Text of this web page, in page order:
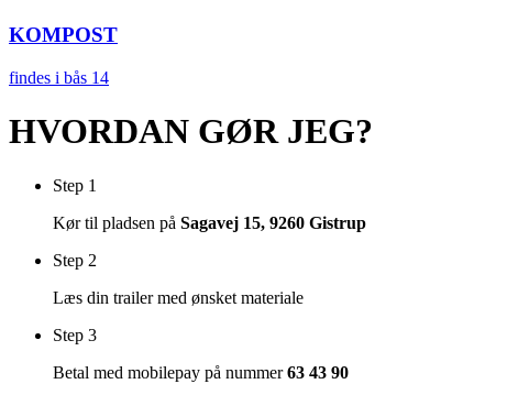
KOMPOST
findes i bås 14
HVORDAN GØR JEG?
Step 1
Kør til pladsen på Sagavej 15, 9260 Gistrup
Step 2
Læs din trailer med ønsket materiale
Step 3
Betal med mobilepay på nummer63 43 90